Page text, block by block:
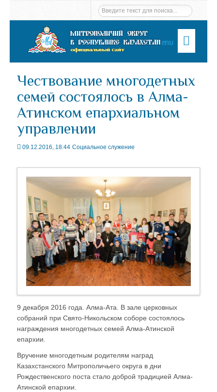
Menu
Чествование многодетных
семей состоялось в Алма-
Атинском епархиальном
управлении
09.12.2016, 18:44 Социальное служение
9 декабря 2016 года. Алма-Ата. В зале церковных
собраний при Свято-Никольском соборе состоялось
награждения многодетных семей Алма-Атинской
епархии.
Вручение многодетным родителям наград
Казахстанского Митрополичьего округа в дни
Рождественского поста стало доброй традицией Алма-
Атинской епархии.